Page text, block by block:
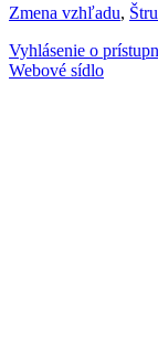
Zmena vzhľadu,
Vyhlásenie o
Webové sídlo